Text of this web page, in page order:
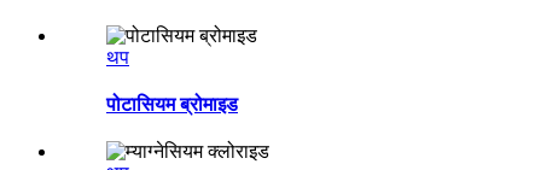
थप
पोटासियम ब्रोमाइड